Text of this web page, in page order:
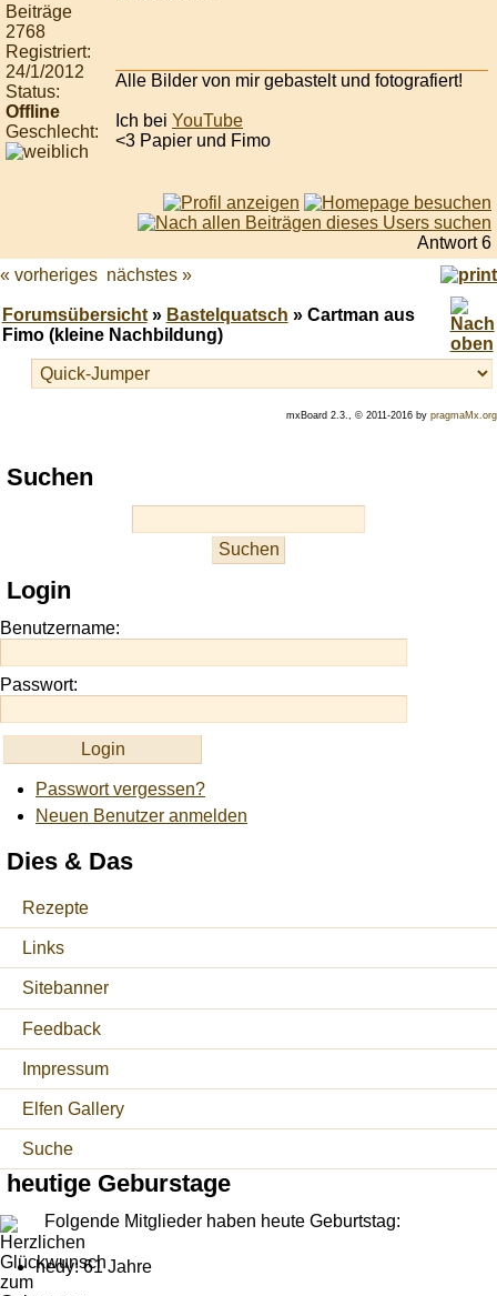
Beiträge
2768
Registriert:
24/1/2012
Status:
Offline
Geschlecht:
Alle Bilder von mir gebastelt und fotografiert!
Ich bei YouTube
<3 Papier und Fimo
Antwort 6
« vorheriges nächstes »
Forumsübersicht» Bastelquatsch » Cartman aus
Fimo (kleine Nachbildung)
mxBoard 2.3., © 2011-2016 by pragmaMx.org
Play
best
site
https://onlineslots.money/
Suchen
Login
Benutzername:
Passwort:
Passwort vergessen?
Neuen Benutzer anmelden
Dies & Das
Rezepte
Links
Sitebanner
Feedback
Impressum
Elfen Gallery
Suche
heutige Geburstage
Folgende Mitglieder haben heute Geburtstag:
hedy: 61 Jahre